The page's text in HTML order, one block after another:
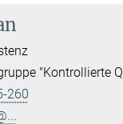
"Kontrollierte
260